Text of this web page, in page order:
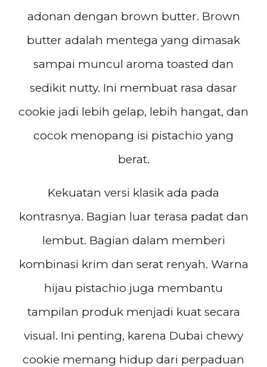
adonan dengan brown butter. Brown
butter adalah mentega yang dimasak
sampai muncul aroma toasted dan
sedikit nutty. Ini membuat rasa dasar
cookie jadi lebih gelap, lebih hangat, dan
cocok menopang isi pistachio yang
berat.
Kekuatan versi klasik ada pada
kontrasnya. Bagian luar terasa padat dan
lembut. Bagian dalam memberi
kombinasi krim dan serat renyah. Warna
hijau pistachio juga membantu
tampilan produk menjadi kuat secara
visual. Ini penting, karena Dubai chewy
cookie memang hidup dari perpaduan